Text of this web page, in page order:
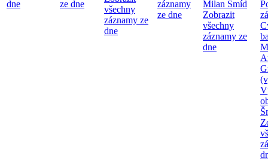
dne
ze dne
všechny
záznamy ze
dne
záznamy
ze dne
Milan Šmíd
Zobrazit
všechny
záznamy ze
dne